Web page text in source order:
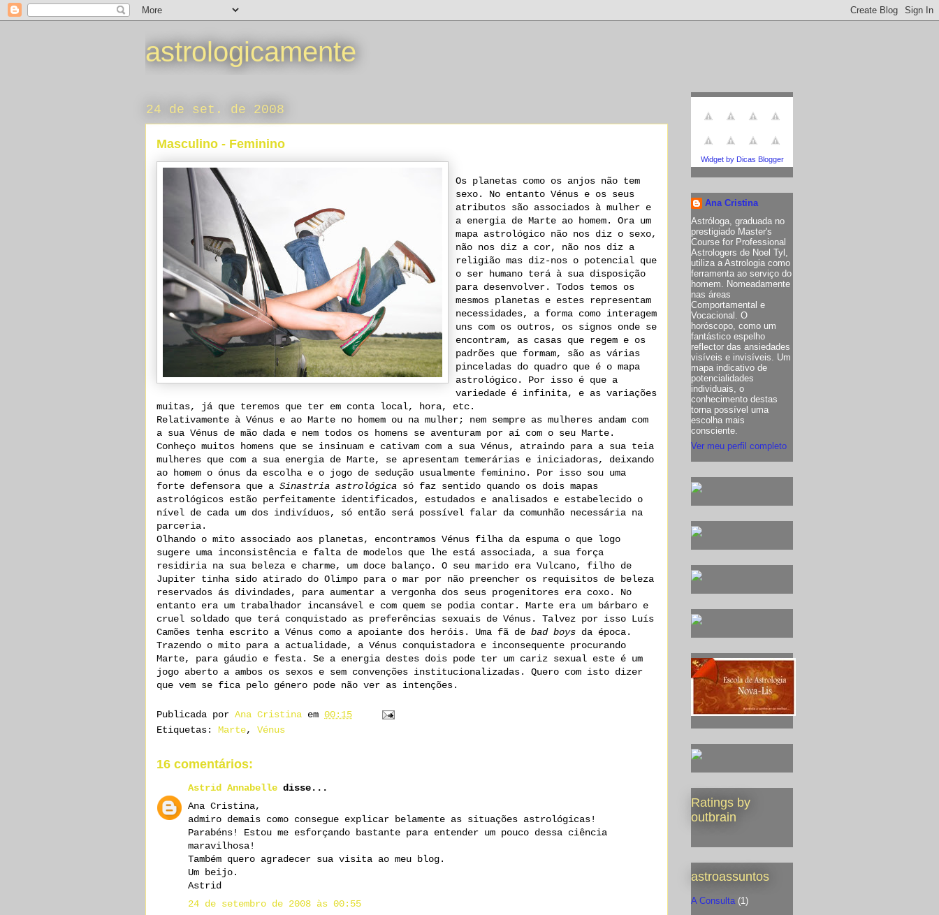
astrologicamente
24 de set. de 2008
Masculino - Feminino
Os planetas como os anjos não tem
sexo. No entanto Vénus e os seus
atributos são associados à mulher e
a energia de Marte ao homem. Ora um
mapa astrológico não nos diz o sexo,
não nos diz a cor, não nos diz a
religião mas diz-nos o potencial que
o ser humano terá à sua disposição
para desenvolver. Todos temos os
mesmos planetas e estes representam
necessidades, a forma como interagem
uns com os outros, os signos onde se
encontram, as casas que regem e os
padrões que formam, são as várias
pinceladas do quadro que é o mapa
astrológico. Por isso é que a
variedade é infinita, e as variações
muitas, já que teremos que ter em conta local, hora, etc.
Relativamente à Vénus e ao Marte no homem ou na mulher; nem sempre as mulheres andam com
a sua Vénus de mão dada e nem todos os homens se aventuram por aí com o seu Marte.
Conheço muitos homens que se insinuam e cativam com a sua Vénus, atraindo para a sua teia
mulheres que com a sua energia de Marte, se apresentam temerárias e iniciadoras, deixando
ao homem o ónus da escolha e o jogo de sedução usualmente feminino. Por isso sou uma
forte defensora que a Sinastria astrológica só faz sentido quando os dois mapas
astrológicos estão perfeitamente identificados, estudados e analisados e estabelecido o
nível de cada um dos indivíduos, só então será possível falar da comunhão necessária na
parceria.
Olhando o mito associado aos planetas, encontramos Vénus filha da espuma o que logo
sugere uma inconsistência e falta de modelos que lhe está associada, a sua força
residiria na sua beleza e charme, um doce balanço. O seu marido era Vulcano, filho de
Jupiter tinha sido atirado do Olimpo para o mar por não preencher os requisitos de beleza
reservados ás divindades, para aumentar a vergonha dos seus progenitores era coxo. No
entanto era um trabalhador incansável e com quem se podia contar. Marte era um bárbaro e
cruel soldado que terá conquistado as preferências sexuais de Vénus. Talvez por isso Luís
Camões tenha escrito a Vénus como a apoiante dos heróis. Uma fã de bad boys da época.
Trazendo o mito para a actualidade, a Vénus conquistadora e inconsequente procurando
Marte, para gáudio e festa. Se a energia destes dois pode ter um cariz sexual este é um
jogo aberto a ambos os sexos e sem convenções institucionalizadas. Quero com isto dizer
que vem se fica pelo género pode não ver as intenções.
Publicada por Ana Cristina em 00:15
Etiquetas: Marte, Vénus
16 comentários:
Astrid Annabelle disse...
Ana Cristina,
admiro demais como consegue explicar belamente as situações astrológicas!
Parabéns! Estou me esforçando bastante para entender um pouco dessa ciência
maravilhosa!
Também quero agradecer sua visita ao meu blog.
Um beijo.
Astrid
24 de setembro de 2008 às 00:55
Widget by Dicas Blogger
Ana Cristina
Astróloga, graduada no
prestigiado Master's
Course for Professional
Astrologers de Noel Tyl,
utiliza a Astrologia como
ferramenta ao serviço do
homem. Nomeadamente
nas áreas
Comportamental e
Vocacional. O
horóscopo, como um
fantástico espelho
reflector das ansiedades
visíveis e invisíveis. Um
mapa indicativo de
potencialidades
individuais, o
conhecimento destas
torna possível uma
escolha mais
consciente.
Ver meu perfil completo
Ratings by
outbrain
astroassuntos
A Consulta (1)